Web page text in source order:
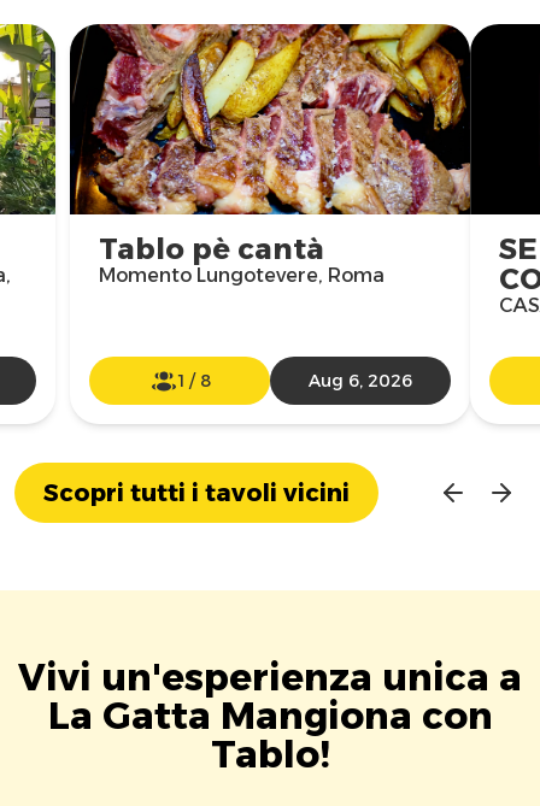
Tablo pè cantà
Momento Lungotevere, Roma
1 / 8 Aug 6, 2026
Scopri tutti i tavoli vicini
Vivi un'esperienza unica a
La Gatta Mangiona con
Tablo!